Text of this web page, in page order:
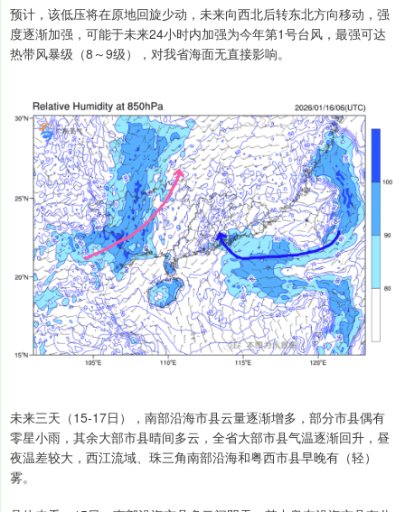
预计，该低压将在原地回旋少动，未来向西北后转东北方向移动，强
度逐渐加强，可能于未来24小时内加强为今年第1号台风，最强可达
热带风暴级（8～9级），对我省海面无直接影响。
未来三天（15-17日），南部沿海市县云量逐渐增多，部分市县偶有
零星小雨，其余大部市县晴间多云，全省大部市县气温逐渐回升，昼
夜温差较大，西江流域、珠三角南部沿海和粤西市县早晚有（轻）
雾。